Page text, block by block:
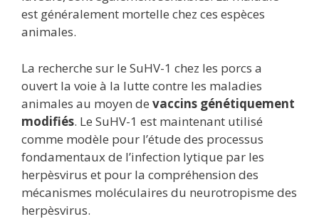
est généralement mortelle chez ces espèces
animales.
La recherche sur le SuHV-1 chez les porcs a
ouvert la voie à la lutte contre les maladies
animales au moyen de vaccins génétiquement
modifiés. Le SuHV-1 est maintenant utilisé
comme modèle pour l’étude des processus
fondamentaux de l’infection lytique par les
herpèsvirus et pour la compréhension des
mécanismes moléculaires du neurotropisme des
herpèsvirus.